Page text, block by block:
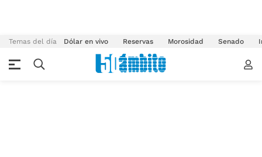
Temas del día Dólar en vivo Reservas Morosidad Senado